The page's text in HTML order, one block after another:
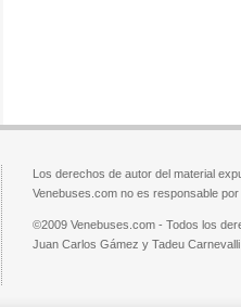
Los derechos de autor del material
Venebuses.com no es responsable
©2009 Venebuses.com - Todos los
Juan Carlos Gámez y Tadeu Carnevalli